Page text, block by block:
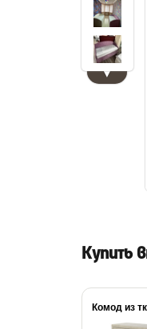
▼
Купить
Комод из